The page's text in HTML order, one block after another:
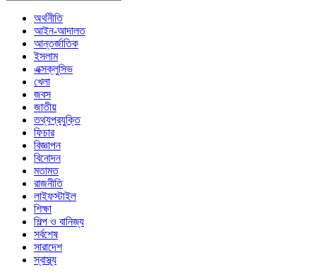
অর্থনীতি
আইন-আদালত
আন্তর্জাতিক
ইসলাম
এক্সক্লুসিভ
খেলা
জবস
জাতীয়
তথ্যপ্রযুক্তি
ফিচার
বিজ্ঞাপন
বিনোদন
মতামত
রাজনীতি
লাইফস্টাইল
শিক্ষা
শিল্প ও বানিজ্য
সর্বশেষ
সারাদেশ
স্বাস্থ্য